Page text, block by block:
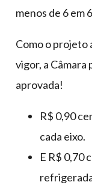
menos de 6 em
Como o projeto
vigor, a Câmara
aprovada!
R$ 0,90
cada eixo.
E R$ 0,70